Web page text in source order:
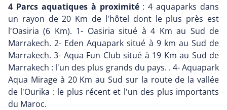
4 Parcs aquatiques à proximité: 4 aquaparks dans
un rayon de 20 Km de l'hôtel dont le plus près est
l'Oasiria (6 Km). 1- Oasiria situé à 4 Km au Sud de
Marrakech. 2- Eden Aquapark situé à 9 km au Sud de
Marrakech. 3- Aqua Fun Club situé à 19 Km au Sud de
Marrakech : l'un des plus grands du pays. . 4- Aquapark
Aqua Mirage à 20 Km au Sud sur la route de la vallée
de l'Ourika : le plus récent et l'un des plus importants
du Maroc.